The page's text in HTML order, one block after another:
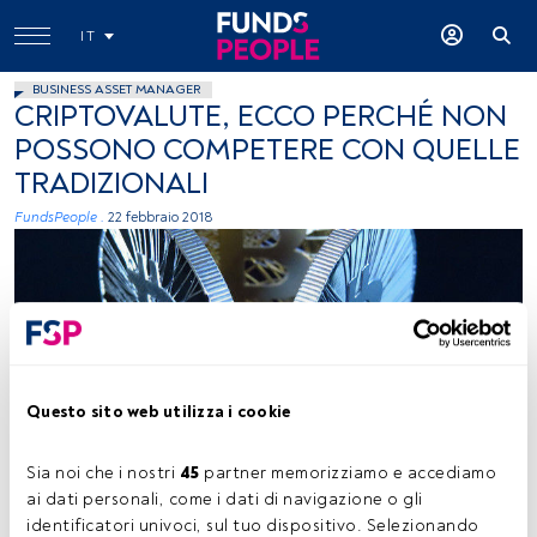
Questo sito web utilizza i cookie
Sia noi che i nostri 45 partner memorizziamo e accediamo
ai dati personali, come i dati di navigazione o gli
identificatori univoci, sul tuo dispositivo. Selezionando
IT
BUSINESS ASSET MANAGER
CRIPTOVALUTE, ECCO PERCHÉ NON
POSSONO COMPETERE CON QUELLE
TRADIZIONALI
FundsPeople . 22 febbraio 2018
Tempo di lettura: 1 min.